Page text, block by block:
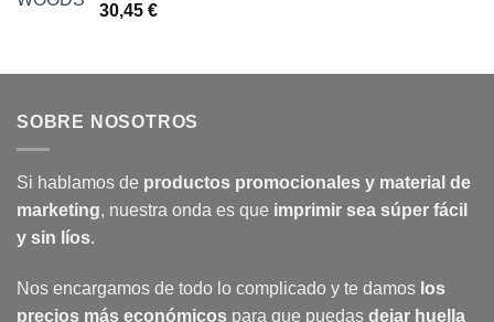
30,45 €
SOBRE NOSOTROS
Si hablamos de productos promocionales y material de
marketing, nuestra onda es que imprimir sea súper fácil
y sin líos.
Nos encargamos de todo lo complicado y te damos los
precios más económicos para que puedas dejar huella